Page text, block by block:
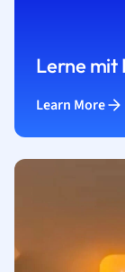
Lerne mit
Learn More